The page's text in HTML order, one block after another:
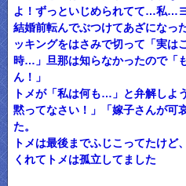
よ！ずっといじめられてて…私…ヨ
結婚前転んでぶつけてあざになっ
ッキングをはさみで切って「実
時…」旦那は知らなかったので「
ん！」
トメが「私は何も…」と弁解しよ
黙ってなさい！」「嫁子さんが可
た。
トメは最後までふじこってたけど
くれてトメは孤立してました